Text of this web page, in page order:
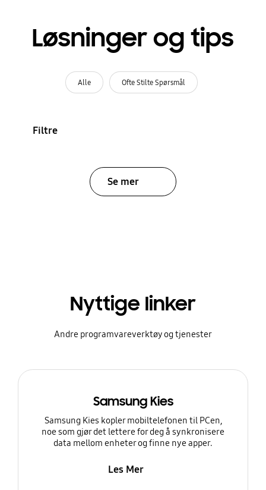
Løsninger og tips
Alle Ofte Stilte Spørsmål
Filtre
Se mer
Nyttige linker
Andre programvareverktøy og tjenester
Samsung Kies
Samsung Kies kopler mobiltelefonen til PCen,
noe som gjør det lettere for deg å synkronisere
data mellom enheter og finne nye apper.
Les Mer